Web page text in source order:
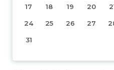
17 18 19 20
24 25 26 27
31